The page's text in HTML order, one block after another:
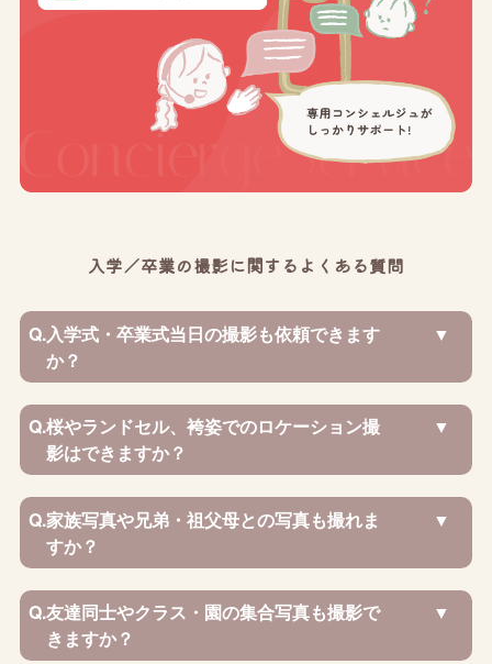
入学／卒業の撮影に関するよくある質問
Q.入学式・卒業式当日の撮影も依頼できます
か？
Q.桜やランドセル、袴姿でのロケーション撮
影はできますか？
Q.家族写真や兄弟・祖父母との写真も撮れま
すか？
Q.友達同士やクラス・園の集合写真も撮影で
きますか？